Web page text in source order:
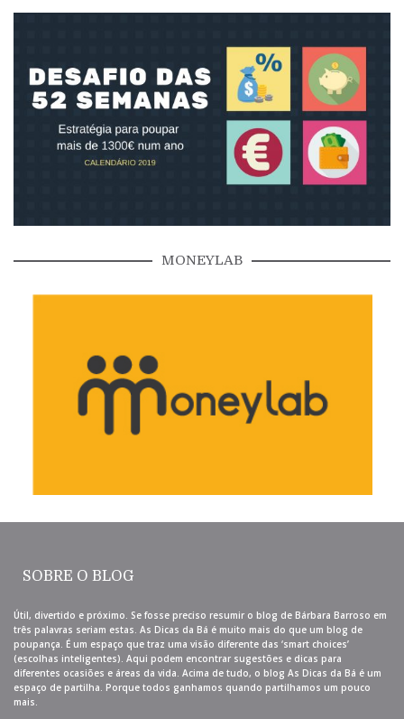
MONEYLAB
SOBRE O BLOG
Útil, divertido e próximo. Se fosse preciso resumir o blog de Bárbara Barroso em
três palavras seriam estas. As Dicas da Bá é muito mais do que um blog de
poupança. É um espaço que traz uma visão diferente das ‘smart choices’
(escolhas inteligentes). Aqui podem encontrar sugestões e dicas para
diferentes ocasiões e áreas da vida. Acima de tudo, o blog As Dicas da Bá é um
espaço de partilha. Porque todos ganhamos quando partilhamos um pouco
mais.